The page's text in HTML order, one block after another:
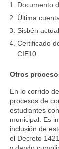
Documento
Última
Sisbén
Certificado
CIE10
Otros
En lo corrido
procesos de
estudiantes
municipal. Es
inclusión de
el Decreto